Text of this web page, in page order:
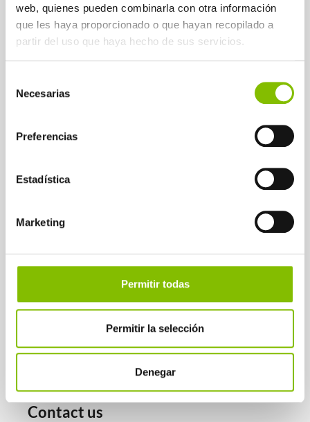
web, quienes pueden combinarla con otra información
que les haya proporcionado o que hayan recopilado a
partir del uso que haya hecho de sus servicios.
Necesarias
Preferencias
Estadística
Marketing
Permitir todas
Permitir la selección
Denegar
Customer
experience
REGISTER WITH YOUR
RECEIVE NEWS AND
UPDATES.
About us
Services
Blog
Contact us